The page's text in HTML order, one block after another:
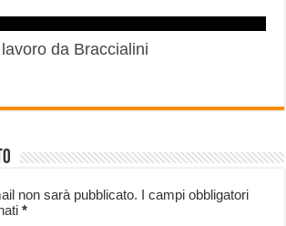
da Braccialini
non sarà pubblicato. I campi obbligatori
*